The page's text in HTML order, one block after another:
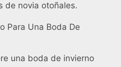
de novia otoñales.
Para Una Boda De
una boda de invierno